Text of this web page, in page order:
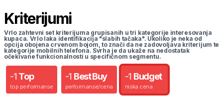
Kriterijumi
Vrlo zahtevni set kriterijuma grupisanih u tri kategorije interesovanja
kupaca. Vrlo laka identifikacija "slabih tačaka". Ukoliko je neka od
opcija obojena crvenom bojom, to znači da ne zadovoljava kriterijum te
kategorije mobilnih telefona. Svrha je da ukaže na nedostatak
očekivane funkcionalnosti u specifičnom segmentu.
-1 Top
top performanse
-1 Best Buy
performanse/cena
-1 Budget
niska cena